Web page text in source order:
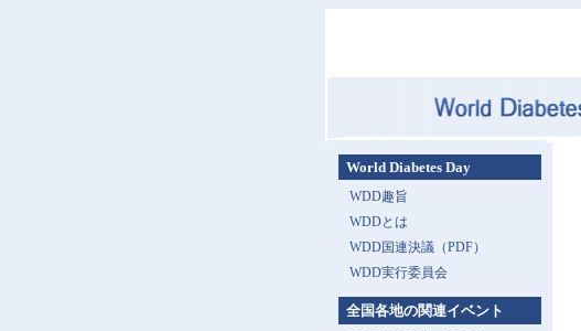
World Diabetes Day
WDD趣旨
WDDとは
WDD国連決議（PDF）
WDD実行委員会
全国各地の関連イベント